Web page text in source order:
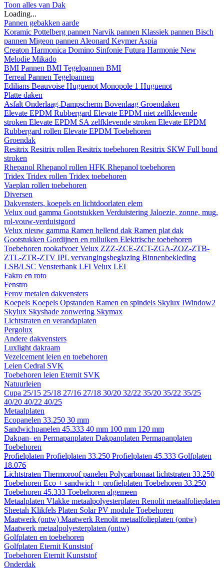
Toon alles van Dak
Loading...
Pannen gebakken aarde
Koramic Pottelberg pannen Narvik pannen Klassiek pannen Bisch
pannen Migeon pannen Aleonard KeymerAspia
Creaton Harmonica Domino Sinfonie Futura Harmonie New
Melodie Mikado
BMI Pannen BMI Tegelpannen BMI
Terreal Pannen Tegelpannen
Edilians Beauvoise Huguenot Monopole 1 Huguenot
Platte daken
Asfalt Onderlaag-Dampscherm Bovenlaag Groendaken
Elevate EPDM Rubbergard Elevate EPDM niet zelfklevende
stroken Elevate EPDM SA zelfklevende stroken Elevate EPDM
Rubbergard rollen Elevate EPDM Toebehoren
Groendak
Resitrix Resitrix rollen Resitrix toebehoren Resitrix SKW Full bond
stroken
Rhepanol Rhepanol rollen HFK Rhepanol toebehoren
Tridex Tridex rollen Tridex toebehoren
Vaeplan rollen toebehoren
Diversen
Dakvensters, koepels en lichtdoorlaten elem
Velux oud gamma Gootstukken Verduistering Jaloezie, zonne, mug,
rol-vouw-verduistgord
Velux nieuw gamma Ramen hellend dak Ramen plat dak
Gootstukken Gordijnen en rolluiken Elektrische toebehoren
Toebehoren rookafvoerVelux ZZZ-ZCE-ZCT-ZGA-ZOZ-ZTB-
ZTL-ZTR-ZTV IPL vervangingsbeglazing Binnenbekleding
LSB/LSC Vensterbank LFI Velux LEI
Fakro en roto
Fenstro
Ferov metalen dakvensters
Koepels Koepels Opstanden Ramen en spindels Skylux IWindow2
Skylux Skyshade zonwering Skymax
Lichtstraten en verandaplaten
Pergolux
Andere dakvensters
Luxlight dakraam
Vezelcement leien en toebehoren
Leien Cedral SVK
Toebehoren leien Eternit SVK
Natuurleien
Cupa 25/15 25/18 27/16 27/18 30/20 32/22 35/20 35/22 35/25
40/20 40/22 40/25
Metaalplaten
Ecopanelen 33.250 30 mm
Sandwichpanelen 45.333 40 mm 100 mm 120 mm
Dakpan- en Permapanplaten Dakpanplaten Permapanplaten
Toebehoren
Profielplaten Profielplaten 33.250 Profielplaten 45.333 Golfplaten
18.076
Lichtstraten Thermoroof panelen Polycarbonaat lichtstraten 33.250
Toebehoren Eco + sandwich + profielplaten Toebehoren 33.250
Toebehoren 45.333 Toebehoren algemeen
Metaalplaten Vlakke metaalpolyesterplaten Renolit metaalfolieplaten
Sheetah Klikfels Platen Solar PV module Toebehoren
Maatwerk (ontw) Maatwerk Renolit metaalfolieplaten (ontw)
Maatwerk metaalpolyesterplaten (ontw)
Golfplaten en toebehoren
Golfplaten Eternit Kunststof
Toebehoren Eternit Kunststof
Onderdak